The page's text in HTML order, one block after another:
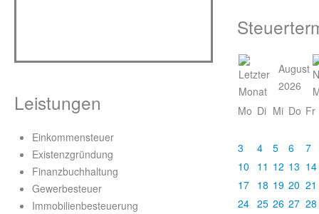
Leistungen
Einkommensteuer
Existenzgründung
Finanzbuchhaltung
Gewerbesteuer
Immobilienbesteuerung
August
2026
Mo Di Mi Do Fr
3 4 5 6
7
10
11 12 13 14
17
18 19 20 21
24 25 26 27 28